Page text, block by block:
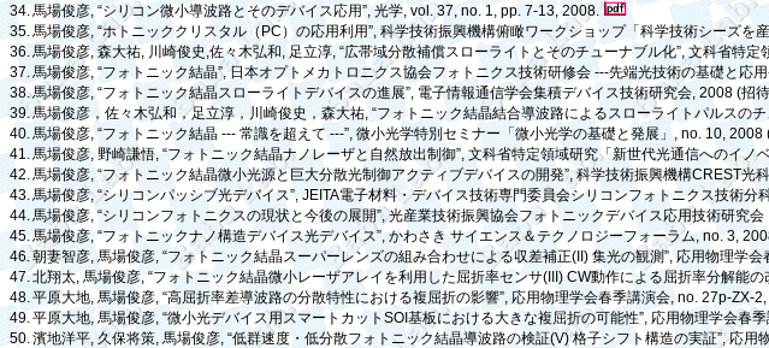
34.馬場俊彦, “シリコン微小導波路とそのデバイス応用”,光学, vol. 37, no. 1, pp. 7-13, 2008.
35.馬場俊彦, “ホトニッククリスタル（ PC ）の応用利用”, 科学技術振興機構俯瞰ワークショップ「科学技術シーズを
36.馬場俊彦,森大祐, 川崎俊史 ,佐々木弘和,足立淳, “広帯域分散補償スローライトとそのチューナブル化”,文科省特定
37.馬場俊彦, “フォトニック結晶”,日本オプトメカトロニクス協会フォトニクス技術研修会 ---先端光技術の基礎と応用
38.馬場俊彦, “フォトニック結晶スローライトデバイスの進展”, 電子情報通信学会集積デバイス技術研究会, 2008 (招
39.馬場俊彦，佐々木弘和，足立淳，川崎俊史，森大祐, “フォトニック結晶結合導波路によるスローライトパルスの
40.馬場俊彦, “フォトニック結晶 --- 常識を超えて---”, 微小光学特別セミナー「微小光学の基礎と発展」, no. 10, 2008
41.馬場俊彦,野崎謙悟, “フォトニック結晶ナノレーザと自然放出制御”,文科省特定領域研究「新世代光通信へのイノ
42.馬場俊彦, “フォトニック結晶微小光源と巨大分散光制御アクティブデバイスの開発”,科学技術振興機構CREST光
43.馬場俊彦, “シリコンパッシブ光デバイス”, JEITA電子材料・デバイス技術専門委員会シリコンフォトニクス技術分
44.馬場俊彦, “シリコンフォトニクスの現状と今後の展開”,光産業技術振興協会フォトニックデバイス応用技術研究
45.馬場俊彦, “フォトニックナノ構造デバイス光デバイス”,かわさき サイエンス＆テクノロジーフォーラム, no. 3,
46.朝妻智彦,馬場俊彦, “フォトニック結晶スーパーレンズの組み合わせによる収差補正(II) 集光の観測”,応用物理学会
47.北翔太, 馬場俊彦, “フォトニック結晶微小レーザアレイを利用した屈折率センサ(III) CW動作による屈折率分解能の
48.平原大地, 馬場俊彦, “高屈折率差導波路の分散特性における複屈折の影響”, 応用物理学会春季講演会, no. 27p-ZX-
49.平原大地, 馬場俊彦, “微小光デバイス用スマートカット SOI 基板における大きな複屈折の可能性”, 応用物理学会春
50.濱地洋平, 久保将策, 馬場俊彦, “低群速度・低分散フォトニック結晶導波路の検証(V)格子シフト構造の実証”,応用